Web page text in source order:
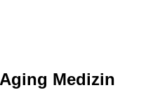
Medizin